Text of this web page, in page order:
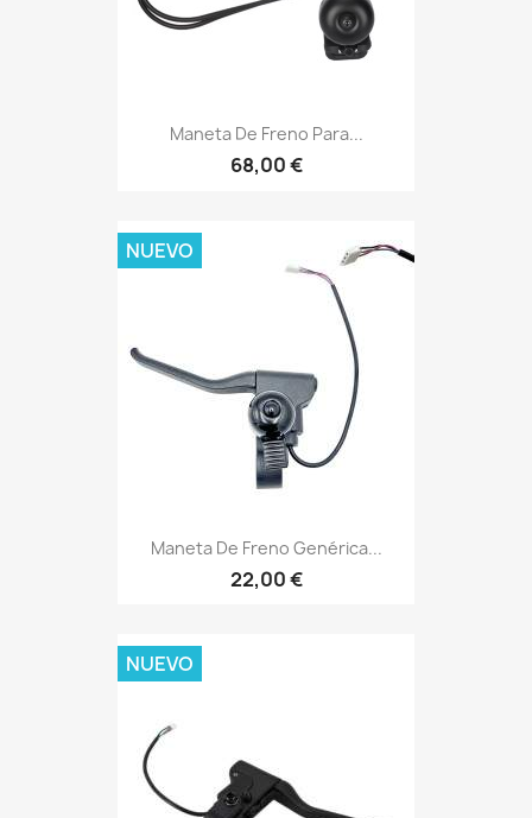
Maneta De Freno Para...
68,00 €
Maneta De Freno Genérica...
22,00 €
NUEVO
NUEVO